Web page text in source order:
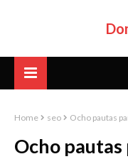
Home seo Ocho pautas
Ocho pautas